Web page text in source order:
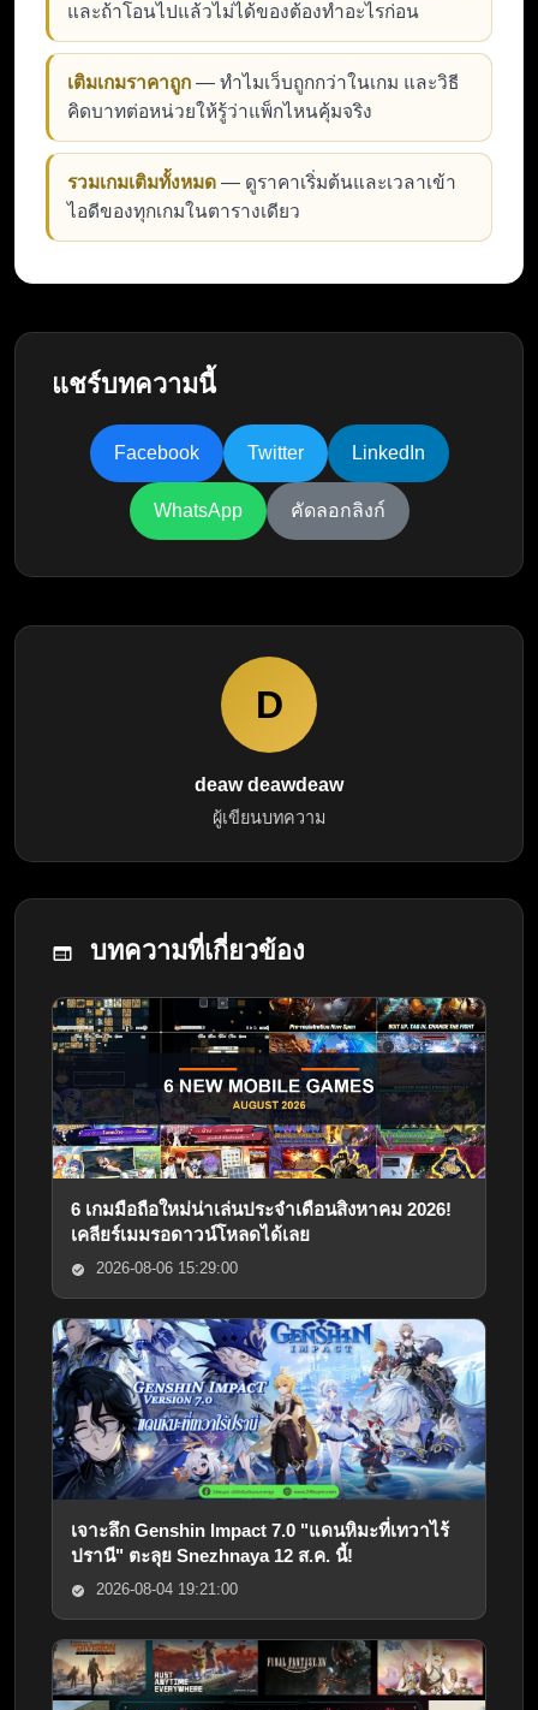
และถ้าโอนไปแล้วไม่ได้ของต้องทำอะไรก่อน
เติมเกมราคาถูก — ทำไมเว็บถูกกว่าในเกม และวิธี
คิดบาทต่อหน่วยให้รู้ว่าแพ็กไหนคุ้มจริง
รวมเกมเติมทั้งหมด — ดูราคาเริ่มต้นและเวลาเข้า
ไอดีของทุกเกมในตารางเดียว
แชร์บทความนี้
Facebook Twitter LinkedIn
WhatsApp คัดลอกลิงก์
D
deaw deawdeaw
ผู้เขียนบทความ
บทความที่เกี่ยวข้อง
6 เกมมือถือใหม่น่าเล่นประจำเดือนสิงหาคม 2026!
เคลียร์เมมรอดาวน์โหลดได้เลย
2026-08-06 15:29:00
เจาะลึก Genshin Impact 7.0 "แดนหิมะที่เทวาไร้
ปรานี" ตะลุย Snezhnaya 12 ส.ค. นี้!
2026-08-04 19:21:00